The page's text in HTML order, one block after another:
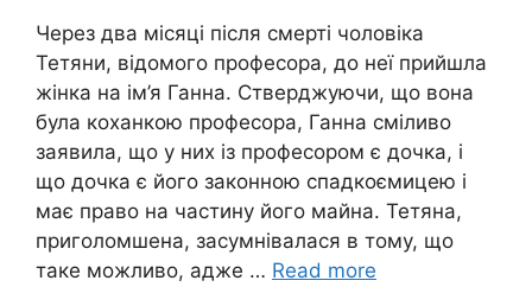
Через два місяці після смерті чоловіка
Тетяни, відомого професора, до неї прийшла
жінка на ім’я Ганна. Стверджуючи, що вона
була коханкою професора, Ганна сміливо
заявила, що у них із професором є дочка, і
що дочка є його законною спадкоємицею і
має право на частину його майна. Тетяна,
приголомшена, засумнівалася в тому, що
таке можливо, адже … Read more